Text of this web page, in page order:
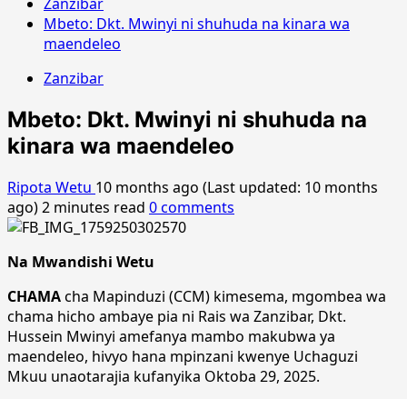
Mbeto: Dkt. Mwinyi ni shuhuda na kinara wa
maendeleo
Zanzibar
Mbeto: Dkt. Mwinyi ni shuhuda na
kinara wa maendeleo
Ripota Wetu 10 months ago (Last updated: 10 months
ago)2 minutes read 0 comments
Na Mwandishi Wetu
CHAMAcha Mapinduzi (CCM) kimesema, mgombea wa
chama hicho ambaye pia ni Rais wa Zanzibar, Dkt.
Hussein Mwinyi amefanya mambo makubwa ya
maendeleo, hivyo hana mpinzani kwenye Uchaguzi
Mkuu unaotarajia kufanyika Oktoba 29, 2025.